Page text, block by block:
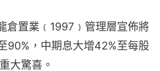
倉置業﹙1997﹚管理層宣佈將
90%，中期息大增42%至每股
大驚喜。